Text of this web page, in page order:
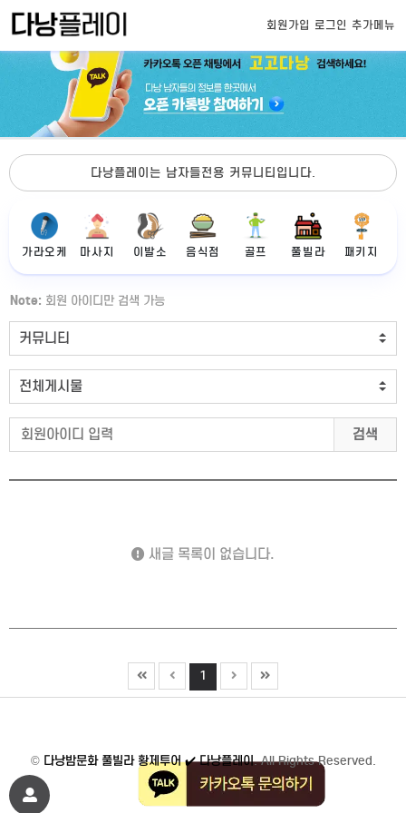
회원가입 로그인 추가메뉴
다낭플레이는 남자들전용 커뮤니티입니다.
가라오케 마사지 이발소 음식점 골프 풀빌라 패키지
Note: 회원 아이디만 검색 가능
검색
새글 목록이 없습니다.
1
© 다낭밤문화 풀빌라 황제투어 ✔️ 다낭플레이. All Rights Reserved.